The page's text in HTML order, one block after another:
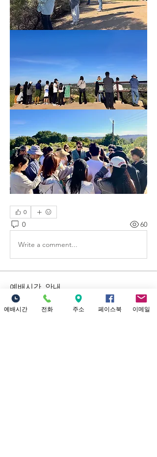
0
0 60
Write a comment...
예배시간 안내
​소중한교회 예배시간 안내 1부 예배: 오
전 9시 (301 채플) 2부 대 예배: 12시 정오
예배시간 전화 주소 페이스북 이메일